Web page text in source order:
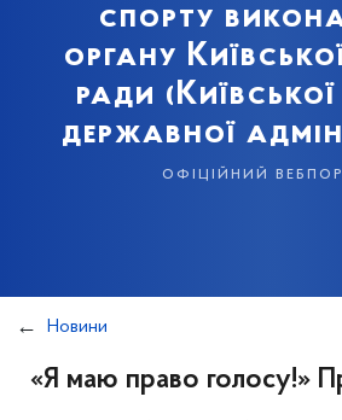
спорту
органу
ради (Київської
державної
офіційний
Новини
«Я маю право голосу!»